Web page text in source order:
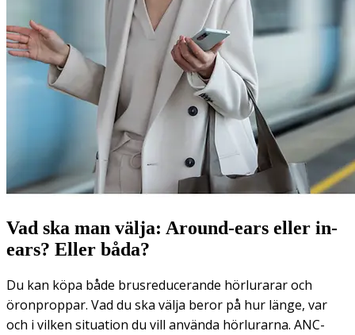
Vad ska man välja: Around-ears eller in-
ears? Eller båda?
Du kan köpa både brusreducerande hörlurarar och
öronproppar. Vad du ska välja beror på hur länge, var
och i vilken situation du vill använda hörlurarna. ANC-